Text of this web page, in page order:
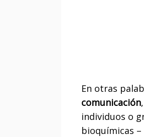
En otras
comunicación
individuos o
bioquímicas